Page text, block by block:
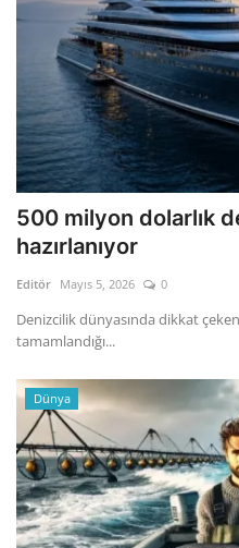
Aktüel Magazin
Hakkımızda
İletişim
Asayiş
Çevre
Gizlilik Politikası
Reklam ve İşbirliği
Bodrum Trafik Yoğunluk
Turizm
Siyaset
500 milyon dolarlık
hazırlanıyor
Editör Mayıs 5, 2026 0
Denizcilik dünyasında dikkat
tamamlandığı...
Dünya